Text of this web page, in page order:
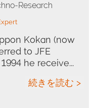
Research
Kokan (now
to JFE
he receive...
続きを読む >